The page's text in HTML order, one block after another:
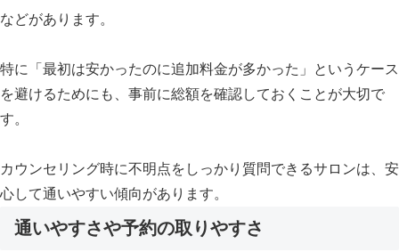
などがあります。
特に「最初は安かったのに追加料金が多かった」というケース
を避けるためにも、事前に総額を確認しておくことが大切で
す。
カウンセリング時に不明点をしっかり質問できるサロンは、安
心して通いやすい傾向があります。
通いやすさや予約の取りやすさ